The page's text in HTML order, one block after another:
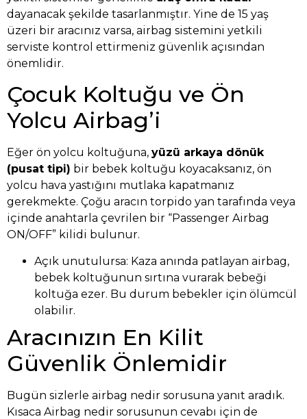
dayanacak şekilde tasarlanmıştır. Yine de 15 yaş
üzeri bir aracınız varsa, airbag sistemini yetkili
serviste kontrol ettirmeniz güvenlik açısından
önemlidir.
Çocuk Koltuğu ve Ön
Yolcu Airbag’i
Eğer ön yolcu koltuğuna, yüzü arkaya dönük
(pusat tipi) bir bebek koltuğu koyacaksanız, ön
yolcu hava yastığını mutlaka kapatmanız
gerekmekte. Çoğu aracın torpido yan tarafında veya
içinde anahtarla çevrilen bir “Passenger Airbag
ON/OFF” kilidi bulunur.
Açık unutulursa: Kaza anında patlayan airbag,
bebek koltuğunun sırtına vurarak bebeği
koltuğa ezer. Bu durum bebekler için ölümcül
olabilir.
Aracınızın En Kilit
Güvenlik Önlemidir
Bugün sizlerle airbag nedir sorusuna yanıt aradık.
Kısaca Airbag nedir sorusunun cevabı için de